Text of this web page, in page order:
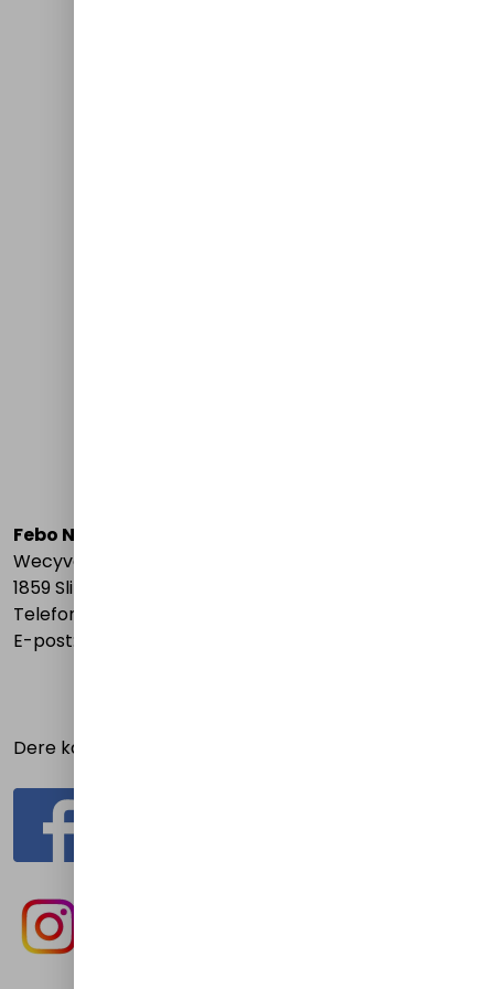
Febo Norge A/S
Wecyveien 9
1859 Slitu
Telefon: 69 89 69 99
E-post:
Dere kan også følge oss på: